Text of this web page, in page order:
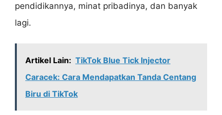
pendidikannya, minat pribadinya, dan banyak
lagi.
Artikel Lain: TikTok Blue Tick Injector
Caracek: Cara Mendapatkan Tanda Centang
Biru di TikTok